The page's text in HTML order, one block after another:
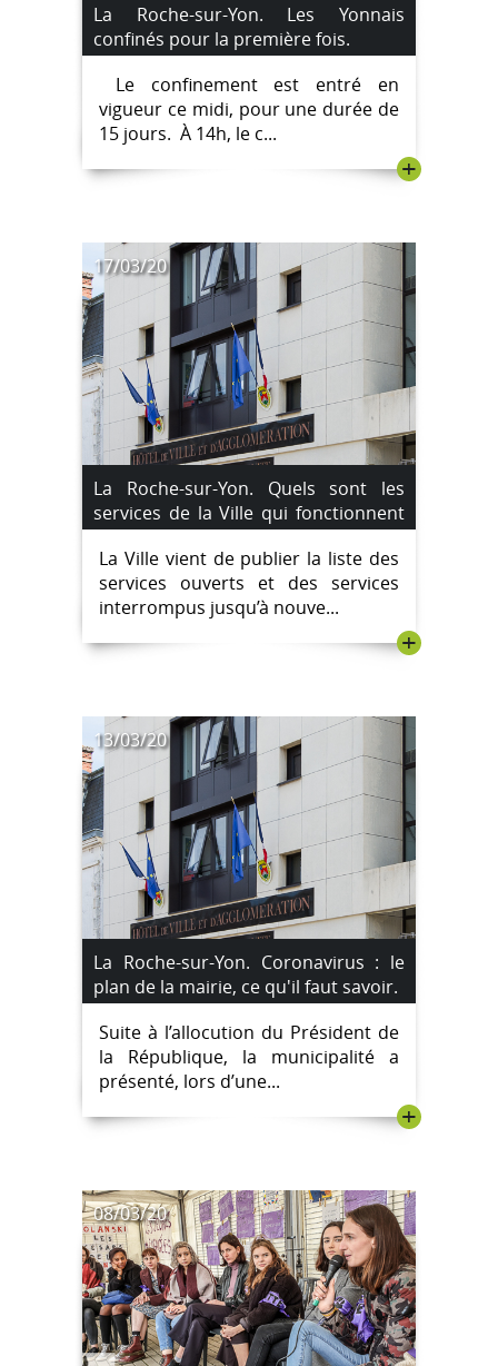
La Roche-sur-Yon. Les Yonnais
confinés pour la première fois.
Le confinement est entré en
vigueur ce midi, pour une durée de
15 jours. À 14h, le c...
+
17/03/20
La Roche-sur-Yon. Quels sont les
services de la Ville qui fonctionnent
et ceux qui ne fonctionnent pas ?
La Ville vient de publier la liste des
services ouverts et des services
interrompus jusqu’à nouve...
+
13/03/20
La Roche-sur-Yon. Coronavirus : le
plan de la mairie, ce qu'il faut savoir.
Suite à l’allocution du Président de
la République, la municipalité a
présenté, lors d’une...
+
08/03/20